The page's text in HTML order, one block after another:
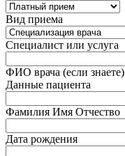
Вид приема
Специалист или услуга
ФИО врача (если знаете)
Данные пациента
Фамилия Имя Отчество
Дата рождения